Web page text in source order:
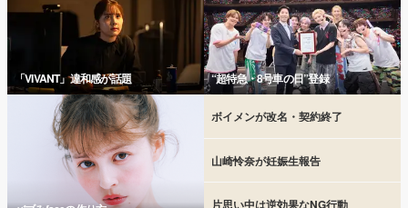
「VIVANT」違和感が話題 “超特急・8号車の日”登録
ボイメンが改名・契約終了
山崎怜奈が妊娠生報告
片思い中は逆効果なNG行動